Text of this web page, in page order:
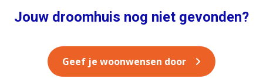
Jouw droomhuis nog niet gevonden?
Geef je woonwensen door